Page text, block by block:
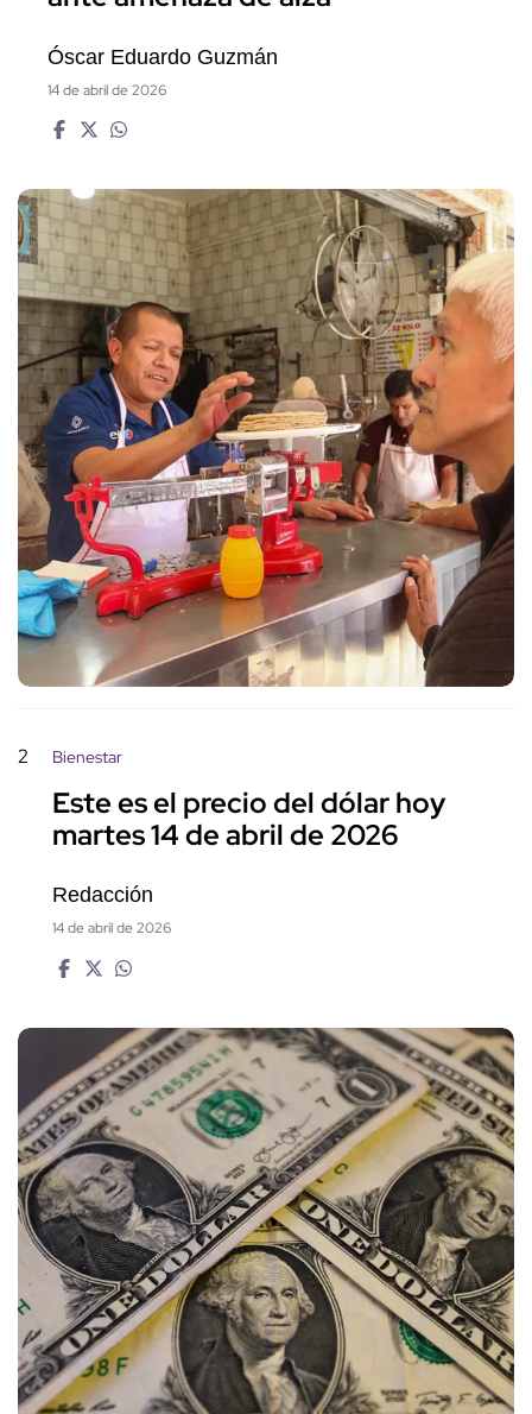
Óscar Eduardo Guzmán
14 de abril de 2026
2 Bienestar
Este es el precio del dólar hoy
martes 14 de abril de 2026
Redacción
14 de abril de 2026